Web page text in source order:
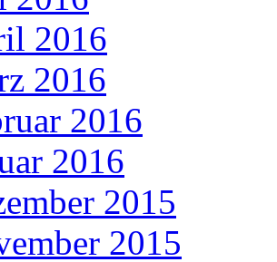
2016
2016
2016
2016
2015
2015